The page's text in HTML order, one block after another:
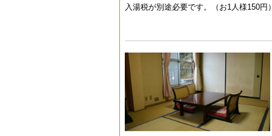
入湯税が別途必要です。（お1人様150円）